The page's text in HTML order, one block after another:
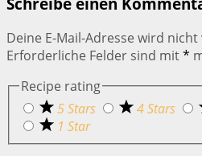
Deine E-Mail-Adresse wird
Erforderliche Felder sind mit*
Recipe rating
5 Stars
4 Stars
1 Star